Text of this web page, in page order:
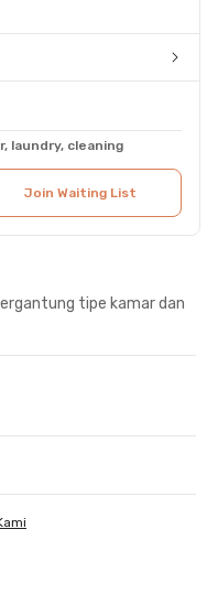
laundry, cleaning
Join Waiting List
tipe kamar dan